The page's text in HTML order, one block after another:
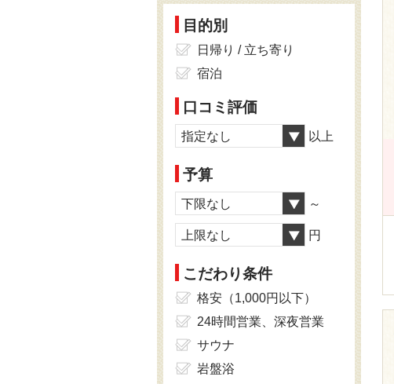
目的別
日帰り / 立ち寄り
宿泊
口コミ評価
指定なし 以上
予算
下限なし ～
上限なし 円
こだわり条件
格安（1,000円以下）
24時間営業、深夜営業
サウナ
岩盤浴